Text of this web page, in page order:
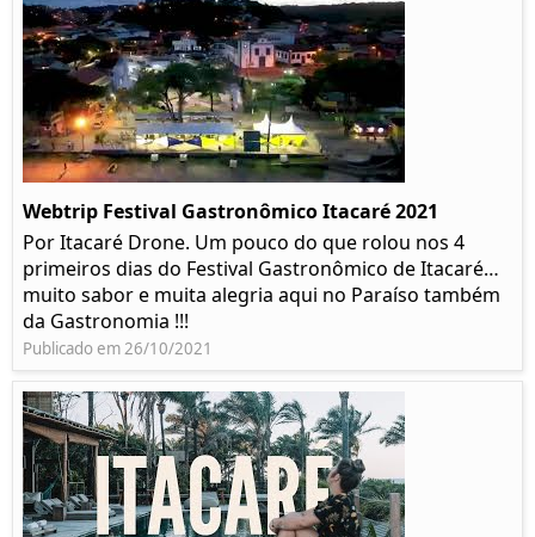
Webtrip Festival Gastronômico Itacaré 2021
Por Itacaré Drone. Um pouco do que rolou nos 4
primeiros dias do Festival Gastronômico de Itacaré…
muito sabor e muita alegria aqui no Paraíso também
da Gastronomia !!!
Publicado em 26/10/2021